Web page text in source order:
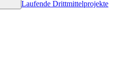
Laufende Drittmittelprojekte